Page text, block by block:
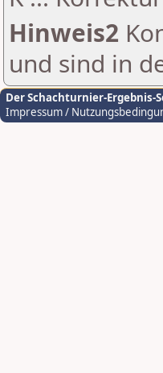
Hinweis2
und sind in
Der Schachturnier-Ergebnis-
Impressum /